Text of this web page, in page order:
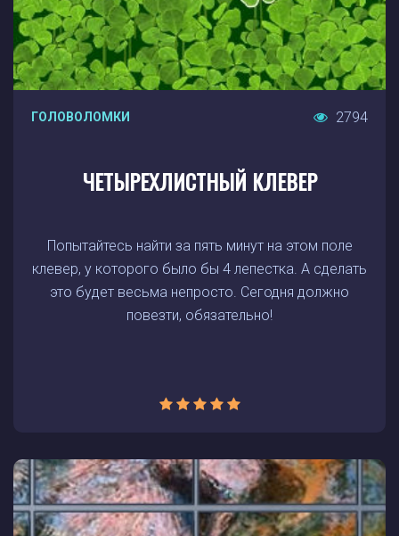
ГОЛОВОЛОМКИ 2794
ЧЕТЫРЕХЛИСТНЫЙ КЛЕВЕР
Попытайтесь найти за пять минут на этом поле
клевер, у которого было бы 4 лепестка. А сделать
это будет весьма непросто. Сегодня должно
повезти, обязательно!